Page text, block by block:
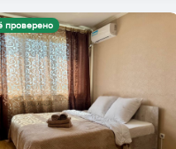
проверено